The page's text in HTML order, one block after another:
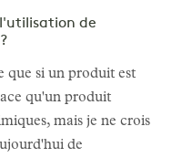
de
que si un produit est
qu'un produit
mais je ne crois
de